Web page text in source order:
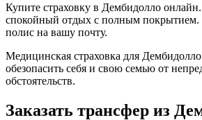
Купите страховку в Дембидолло онлайн.
спокойный отдых с полным
полис на вашу почту.
Медицинская страховка для
обезопасить себя и свою семью от
обстоятельств.
Заказать трансфер из